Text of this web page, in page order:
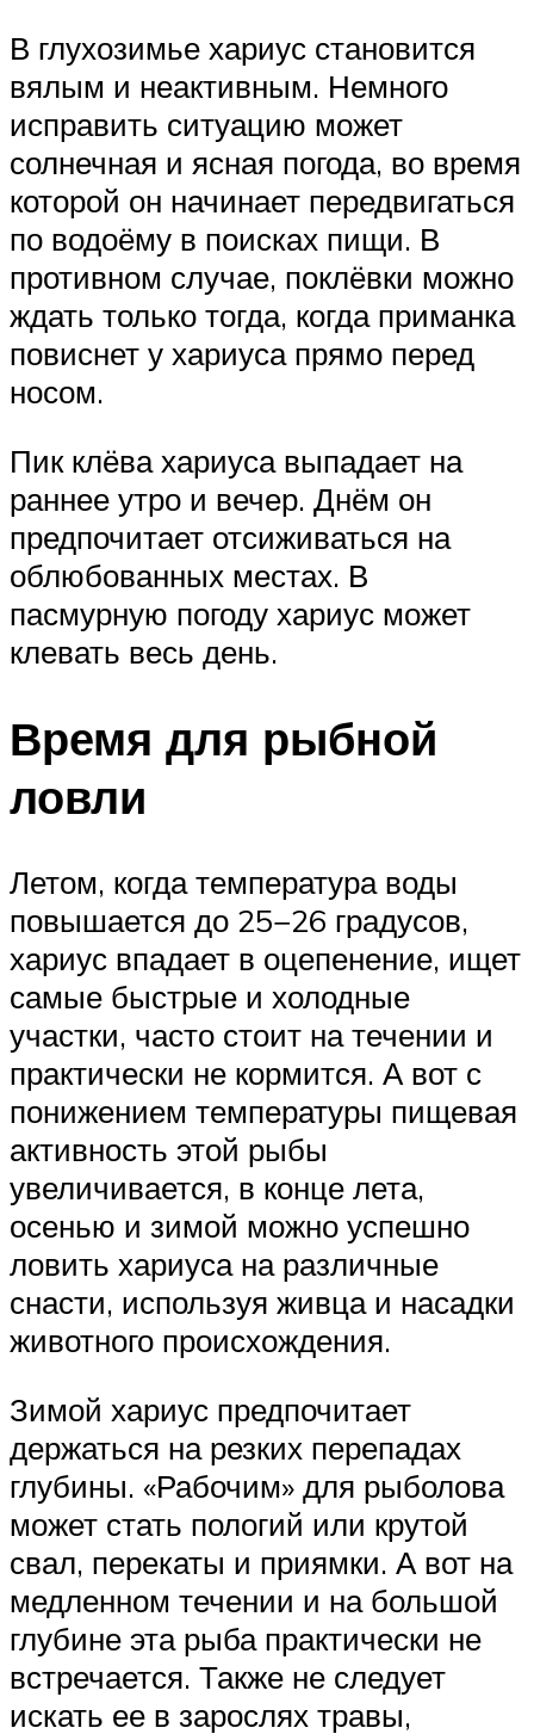
В глухозимье хариус становится
вялым и неактивным. Немного
исправить ситуацию может
солнечная и ясная погода, во время
которой он начинает передвигаться
по водоёму в поисках пищи. В
противном случае, поклёвки можно
ждать только тогда, когда приманка
повиснет у хариуса прямо перед
носом.
Пик клёва хариуса выпадает на
раннее утро и вечер. Днём он
предпочитает отсиживаться на
облюбованных местах. В
пасмурную погоду хариус может
клевать весь день.
Время для рыбной
ловли
Летом, когда температура воды
повышается до 25−26 градусов,
хариус впадает в оцепенение, ищет
самые быстрые и холодные
участки, часто стоит на течении и
практически не кормится. А вот с
понижением температуры пищевая
активность этой рыбы
увеличивается, в конце лета,
осенью и зимой можно успешно
ловить хариуса на различные
снасти, используя живца и насадки
животного происхождения.
Зимой хариус предпочитает
держаться на резких перепадах
глубины. «Рабочим» для рыболова
может стать пологий или крутой
свал, перекаты и приямки. А вот на
медленном течении и на большой
глубине эта рыба практически не
встречается. Также не следует
искать ее в зарослях травы,